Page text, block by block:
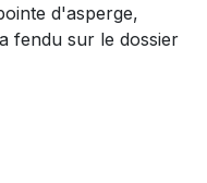
d'asperge,
fendu sur le dossier